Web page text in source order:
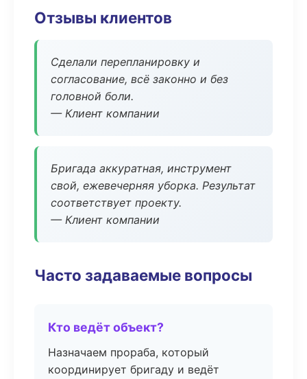
Отзывы клиентов
Сделали перепланировку и
согласование, всё законно и без
головной боли.
— Клиент компании
Бригада аккуратная, инструмент
свой, ежевечерняя уборка. Результат
соответствует проекту.
— Клиент компании
Часто задаваемые вопросы
Кто ведёт объект?
Назначаем прораба, который
координирует бригаду и ведёт